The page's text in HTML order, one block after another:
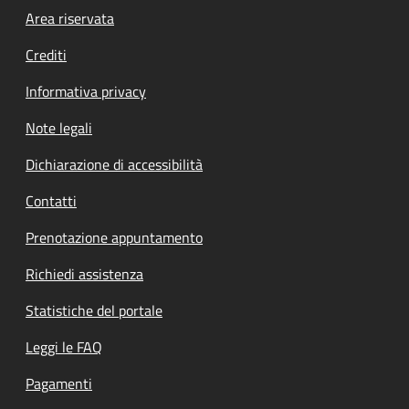
Footer menu
Area riservata
Crediti
Informativa privacy
Note legali
Dichiarazione di accessibilità
Contatti
Prenotazione appuntamento
Richiedi assistenza
Statistiche del portale
Leggi le FAQ
Pagamenti